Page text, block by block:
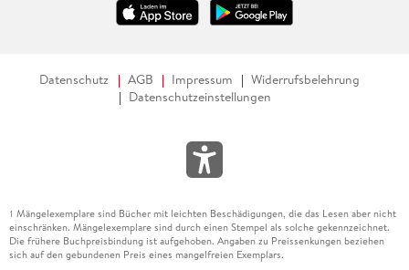
Datenschutz AGB Impressum
Widerrufsbelehrung
Datenschutzeinstellungen
1 Mängelexemplare sind Bücher mit leichten Beschädigungen, die das Lesen aber nicht
einschränken. Mängelexemplare sind durch einen Stempel als solche gekennzeichnet.
Die frühere Buchpreisbindung ist aufgehoben. Angaben zu Preissenkungen beziehen
sich auf den gebundenen Preis eines mangelfreien Exemplars.